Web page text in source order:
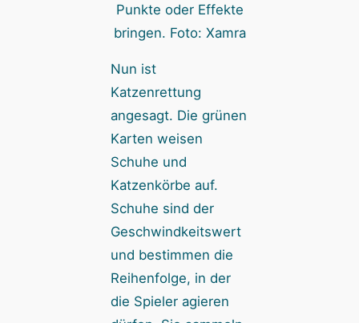
Punkte oder Effekte
bringen. Foto: Xamra
Nun ist
Katzenrettung
angesagt. Die grünen
Karten weisen
Schuhe und
Katzenkörbe auf.
Schuhe sind der
Geschwindkeitswert
und bestimmen die
Reihenfolge, in der
die Spieler agieren